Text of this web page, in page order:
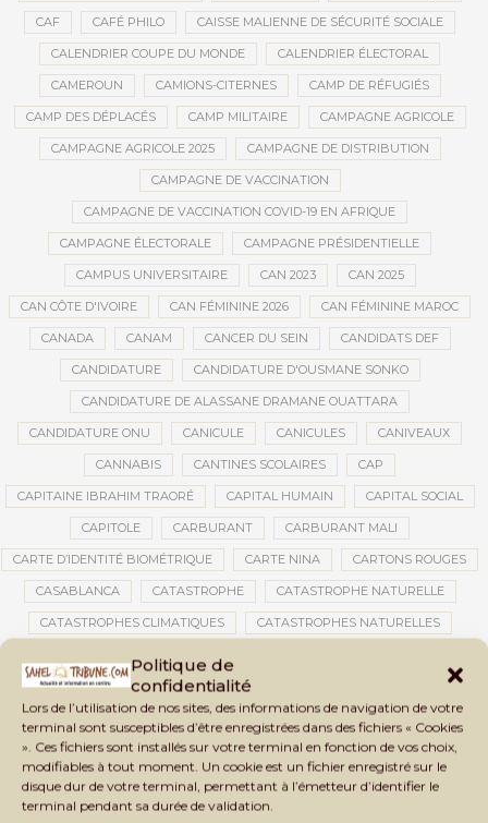
Politique de
confidentialité
Lors de l’utilisation de nos sites, des informations de navigation de votre
terminal sont susceptibles d’être enregistrées dans des fichiers « Cookies
». Ces fichiers sont installés sur votre terminal en fonction de vos choix,
modifiables à tout moment. Un cookie est un fichier enregistré sur le
disque dur de votre terminal, permettant à l’émetteur d’identifier le
terminal pendant sa durée de validation.
CAF CAFÉ PHILO CAISSE MALIENNE DE SÉCURITÉ SOCIALE
CALENDRIER COUPE DU MONDE CALENDRIER ÉLECTORAL
CAMEROUN CAMIONS-CITERNES CAMP DE RÉFUGIÉS
CAMP DES DÉPLACÉS CAMP MILITAIRE CAMPAGNE AGRICOLE
CAMPAGNE AGRICOLE 2025 CAMPAGNE DE DISTRIBUTION
CAMPAGNE DE VACCINATION
CAMPAGNE DE VACCINATION COVID-19 EN AFRIQUE
CAMPAGNE ÉLECTORALE CAMPAGNE PRÉSIDENTIELLE
CAMPUS UNIVERSITAIRE CAN 2023 CAN 2025
CAN CÔTE D'IVOIRE CAN FÉMININE 2026 CAN FÉMININE MAROC
CANADA CANAM CANCER DU SEIN CANDIDATS DEF
CANDIDATURE CANDIDATURE D'OUSMANE SONKO
CANDIDATURE DE ALASSANE DRAMANE OUATTARA
CANDIDATURE ONU CANICULE CANICULES CANIVEAUX
CANNABIS CANTINES SCOLAIRES CAP
CAPITAINE IBRAHIM TRAORÉ CAPITAL HUMAIN CAPITAL SOCIAL
CAPITOLE CARBURANT CARBURANT MALI
CARTE D’IDENTITÉ BIOMÉTRIQUE CARTE NINA CARTONS ROUGES
CASABLANCA CATASTROPHE CATASTROPHE NATURELLE
CATASTROPHES CLIMATIQUES CATASTROPHES NATURELLES
CÉDÉAO CEDEAO CEI CÉLÉBRATION NATIONALE CEMAC
CEMAPI CEN-SNESUP CENOU CENSURE
CENTRAFRIQUE CENTRALE SOLAIRE
CENTRALE SOLAIRE DE SANANKOROBA CENTRALES SOLAIRES
CENTRE D'INTELLIGENCE ARTIFICIELLE